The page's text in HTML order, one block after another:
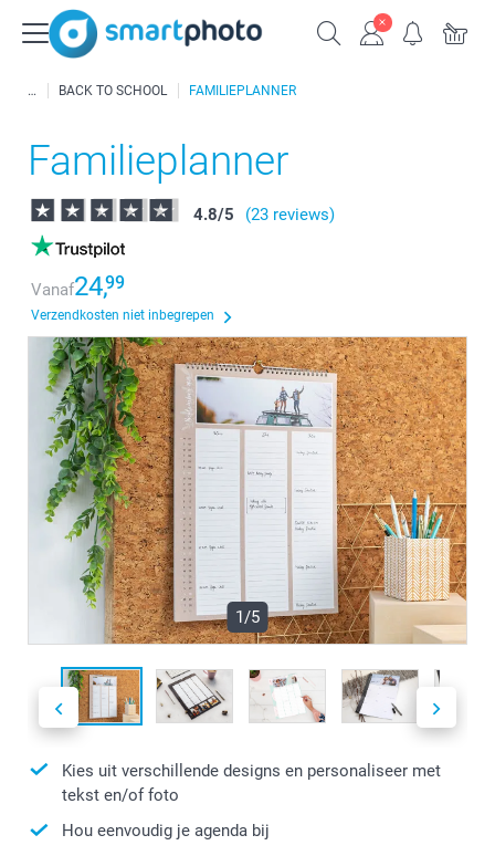
BACK TO SCHOOL FAMILIEPLANNER
Familieplanner
4.8/5 (23 reviews)
Vanaf24,99
Verzendkosten niet inbegrepen
1/5
Kies uit verschillende designs en personaliseer met
tekst en/of foto
Hou eenvoudig je agenda bij